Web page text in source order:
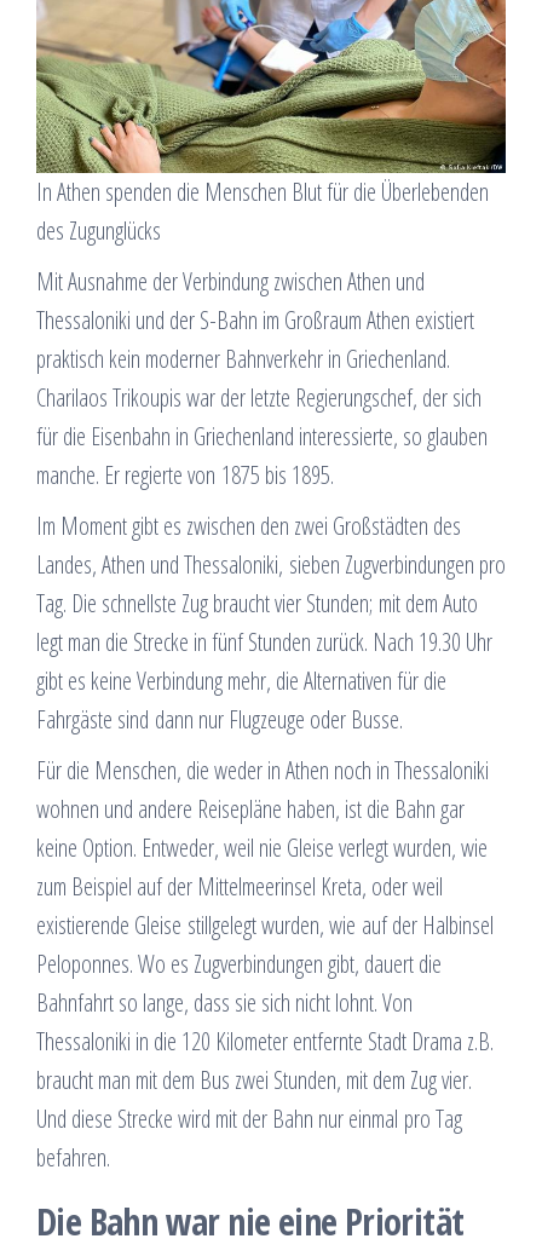
In Athen spenden die Menschen Blut für die Überlebenden
des Zugunglücks
Mit Ausnahme der Verbindung zwischen Athen und
Thessaloniki und der S-Bahn im Großraum Athen existiert
praktisch kein moderner Bahnverkehr in Griechenland.
Charilaos Trikoupis war der letzte Regierungschef, der sich
für die Eisenbahn in Griechenland interessierte, so glauben
manche. Er regierte von 1875 bis 1895.
Im Moment gibt es zwischen den zwei Großstädten des
Landes, Athen und Thessaloniki, sieben Zugverbindungen pro
Tag. Die schnellste Zug braucht vier Stunden; mit dem Auto
legt man die Strecke in fünf Stunden zurück. Nach 19.30 Uhr
gibt es keine Verbindung mehr, die Alternativen für die
Fahrgäste sind dann nur Flugzeuge oder Busse.
Für die Menschen, die weder in Athen noch in Thessaloniki
wohnen und andere Reisepläne haben, ist die Bahn gar
keine Option. Entweder, weil nie Gleise verlegt wurden, wie
zum Beispiel auf der Mittelmeerinsel Kreta, oder weil
existierende Gleise stillgelegt wurden, wie auf der Halbinsel
Peloponnes. Wo es Zugverbindungen gibt, dauert die
Bahnfahrt so lange, dass sie sich nicht lohnt. Von
Thessaloniki in die 120 Kilometer entfernte Stadt Drama z.B.
braucht man mit dem Bus zwei Stunden, mit dem Zug vier.
Und diese Strecke wird mit der Bahn nur einmal pro Tag
befahren.
Die Bahn war nie eine Priorität